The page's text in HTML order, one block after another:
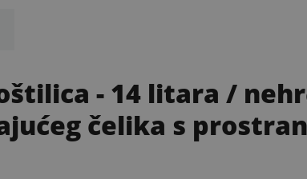
- 14 litara /
čelika s